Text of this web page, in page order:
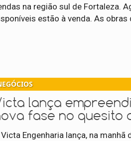
na região sul de Fortaleza.
estão à venda. As obras
lança
fase no quesito
Engenharia lança, na